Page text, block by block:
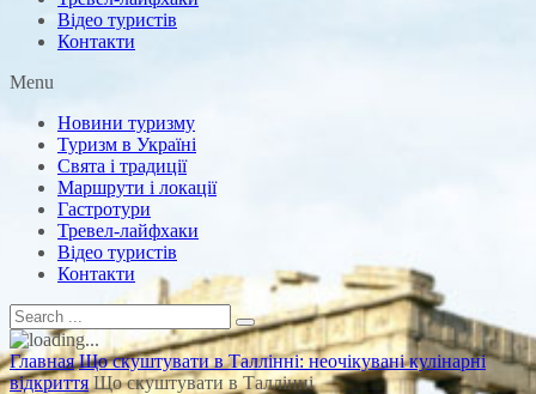
Відео туристів
Контакти
Menu
Новини туризму
Туризм в Україні
Свята і традиції
Маршрути і локації
Гастротури
Тревел-лайфхаки
Відео туристів
Контакти
Главная Що скуштувати в Таллінні: неочікувані кулінарні
відкриття Що скуштувати в Таллінні